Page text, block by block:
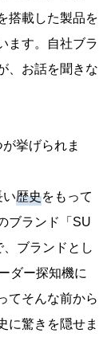
搭載した製品を
ます。自社ブラ
、お話を聞きな
挙げられま
い歴史をもって
ブランド「SU
ブランドとし
ダー探知機に
てそんな前から
に驚きを隠せま